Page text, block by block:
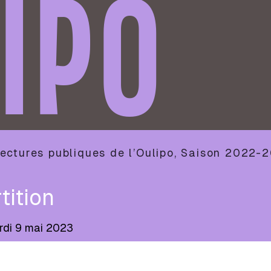
publiques de l’Oulipo, Saison 2022-
9 mai 2023